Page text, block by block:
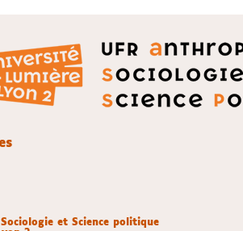
et Science politique